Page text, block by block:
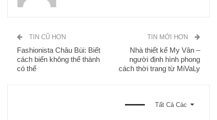
TIN CŨ HƠN
Fashionista Châu Bùi: Biết
cách biến không thể thành
có thể
TIN MỚI HƠN
Nhà thiết kế My Vân –
người định hình phong
cách thời trang từ MiVaLy
Tất Cả Các